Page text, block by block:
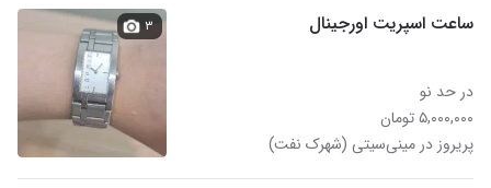
ساعت اسپریت اورجینال
در حد نو
۵,۰۰۰,۰۰۰ تومان
پریروز در مینی‌سیتی (شهرک نفت)
۳